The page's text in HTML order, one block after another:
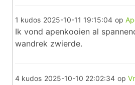
1 kudos 2025-10-11 19:15:04 op
Ik vond apenkooien al
wandrek zwierde.
4 kudos 2025-10-10 22:02:34 op